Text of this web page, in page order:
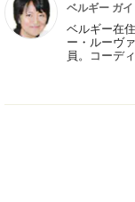
ベルギー ガイ
ベルギー在
ー・ルーヴ
員。コーデ